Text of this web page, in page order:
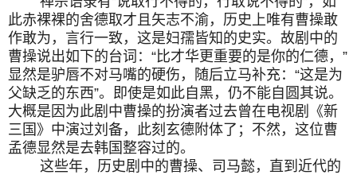
此赤裸裸的舍德取才且矢志不渝，历史上唯有曹操敢
作敢为，言行一致，这是妇孺皆知的史实。故剧中的
曹操说出如下的台词：“比才华更重要的是你的仁德，”
显然是驴唇不对马嘴的硬伤，随后立马补充：“这是为
父缺乏的东西”。即使是如此自黑，仍不能自圆其说。
大概是因为此剧中曹操的扮演者过去曾在电视剧《新
三国》中演过刘备，此刻玄德附体了；不然，这位曹
孟德显然是去韩国整容过的。
这些年，历史剧中的曹操、司马懿，直到近代的